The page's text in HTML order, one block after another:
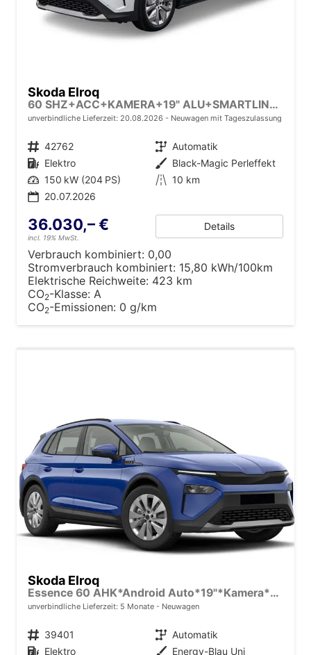
Skoda Elroq
60 SHZ+ACC+KAMERA+19" ALU+SMARTLINK+KLIMA+LED
unverbindliche Lieferzeit: 20.08.2026 Neuwagen mit Tageszulassung
Fahrzeugnr. 42762 Getriebe Automatik
Kraftstoff Elektro Außenfarbe Black-Magic Perleffekt
Leistung 150 kW (204 PS) Kilometerstand 10 km
20.07.2026
36.030,– €
incl. 19% MwSt.
Details
Verbrauch kombiniert: 0,00
Stromverbrauch kombiniert: 15,80 kWh/100km
Elektrische Reichweite: 423 km
CO2-Klasse: A
CO2-Emissionen: 0 g/km
Skoda Elroq
Essence 60 AHK*Android Auto*19"*Kamera*2Z-Klimaauto*Totwinkel*LED*Tempomat
unverbindliche Lieferzeit: 5 Monate Neuwagen
Fahrzeugnr. 39401 Getriebe Automatik
Kraftstoff Elektro Außenfarbe Energy-Blau Uni